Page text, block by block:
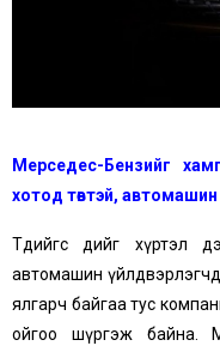
Мерседес-Бензийг
хотод төвтэй,
Төдийгөөс өдийг
автомашин
ялгарч байгаа тус
ойгоо шүргэж байна.